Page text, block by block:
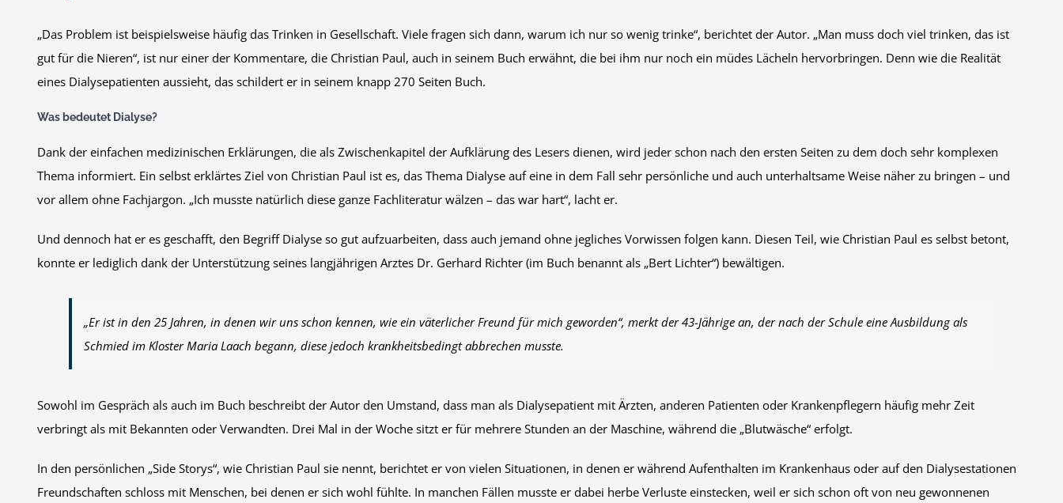
„Das Problem ist beispielsweise häufig das Trinken in Gesellschaft. Viele fragen sich dann, warum ich nur so wenig trinke“, berichtet der Autor. „Man muss doch viel trinken, das ist
gut für die Nieren“, ist nur einer der Kommentare, die Christian Paul, auch in seinem Buch erwähnt, die bei ihm nur noch ein müdes Lächeln hervorbringen. Denn wie die Realität
eines Dialysepatienten aussieht, das schildert er in seinem knapp 270 Seiten Buch.
Was bedeutet Dialyse?
Dank der einfachen medizinischen Erklärungen, die als Zwischenkapitel der Aufklärung des Lesers dienen, wird jeder schon nach den ersten Seiten zu dem doch sehr komplexen
Thema informiert. Ein selbst erklärtes Ziel von Christian Paul ist es, das Thema Dialyse auf eine in dem Fall sehr persönliche und auch unterhaltsame Weise näher zu bringen – und
vor allem ohne Fachjargon. „Ich musste natürlich diese ganze Fachliteratur wälzen – das war hart“, lacht er.
Und dennoch hat er es geschafft, den Begriff Dialyse so gut aufzuarbeiten, dass auch jemand ohne jegliches Vorwissen folgen kann. Diesen Teil, wie Christian Paul es selbst betont,
konnte er lediglich dank der Unterstützung seines langjährigen Arztes Dr. Gerhard Richter (im Buch benannt als „Bert Lichter“) bewältigen.
„Er ist in den 25 Jahren, in denen wir uns schon kennen, wie ein väterlicher Freund für mich geworden“, merkt der 43-Jährige an, der nach der Schule eine Ausbildung als
Schmied im Kloster Maria Laach begann, diese jedoch krankheitsbedingt abbrechen musste.
Sowohl im Gespräch als auch im Buch beschreibt der Autor den Umstand, dass man als Dialysepatient mit Ärzten, anderen Patienten oder Krankenpflegern häufig mehr Zeit
verbringt als mit Bekannten oder Verwandten. Drei Mal in der Woche sitzt er für mehrere Stunden an der Maschine, während die „Blutwäsche“ erfolgt.
In den persönlichen „Side Storys“, wie Christian Paul sie nennt, berichtet er von vielen Situationen, in denen er während Aufenthalten im Krankenhaus oder auf den Dialysestationen
Freundschaften schloss mit Menschen, bei denen er sich wohl fühlte. In manchen Fällen musste er dabei herbe Verluste einstecken, weil er sich schon oft von neu gewonnenen